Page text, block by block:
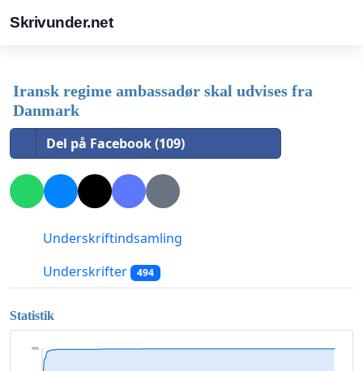
Skrivunder.net
Iransk regime ambassadør skal udvises fra
Danmark
Del på Facebook (109)
Underskriftindsamling
Underskrifter
494
Statistik
496